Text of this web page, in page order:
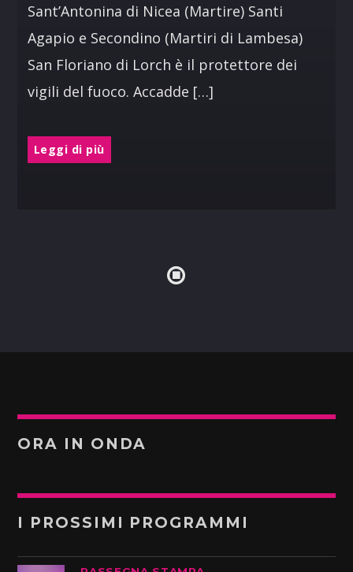
Sant’Antonina di Nicea (Martire) Santi
Agapio e Secondino (Martiri di Lambesa)
San Floriano di Lorch è il protettore dei
vigili del fuoco. Accadde […]
Leggi di più
ORA IN ONDA
I PROSSIMI PROGRAMMI